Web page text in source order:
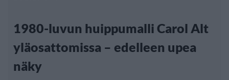
1980-luvun huippumalli Carol Alt
yläosattomissa – edelleen upea
näky